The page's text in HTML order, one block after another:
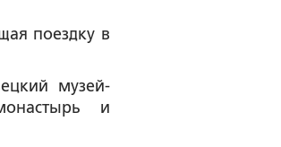
поездку в
музей-
и